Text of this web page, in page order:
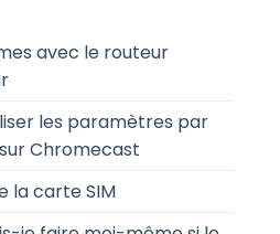
avec le routeur
les paramètres par
Chromecast
la carte SIM